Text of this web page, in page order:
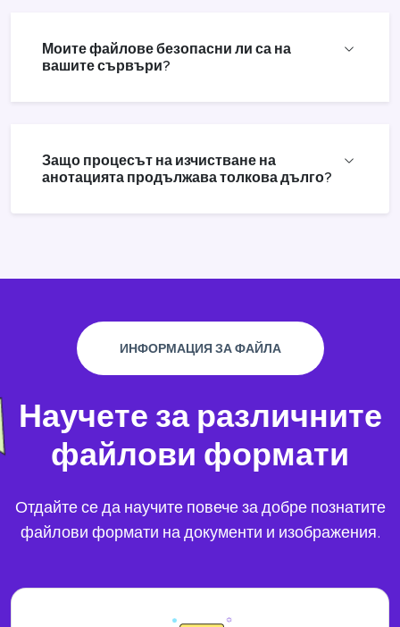
Моите файлове безопасни ли са на
вашите сървъри?
Защо процесът на изчистване на
анотацията продължава толкова дълго?
ИНФОРМАЦИЯ ЗА ФАЙЛА
Научете за различните
файлови формати
Отдайте се да научите повече за добре познатите
файлови формати на документи и изображения.